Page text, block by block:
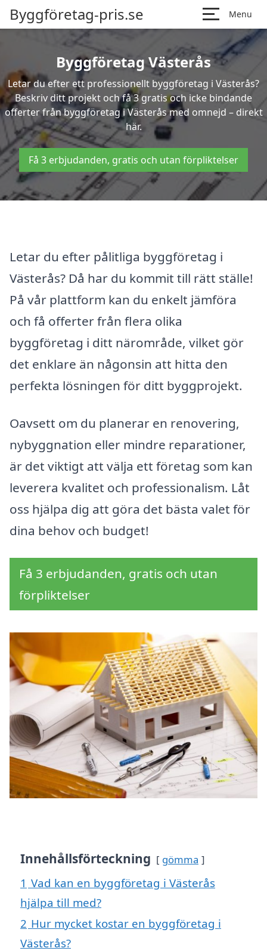
Byggföretag-pris.se Menu
Byggföretag Västerås
Letar du efter ett professionellt byggföretag i Västerås?
Beskriv ditt projekt och få 3 gratis och icke bindande
offerter från byggföretag i Västerås med omnejd – direkt
här.
Få 3 erbjudanden, gratis och utan förpliktelser
Letar du efter pålitliga byggföretag i
Västerås? Då har du kommit till rätt ställe!
På vår plattform kan du enkelt jämföra
och få offerter från flera olika
byggföretag i ditt närområde, vilket gör
det enklare än någonsin att hitta den
perfekta lösningen för ditt byggprojekt.
Oavsett om du planerar en renovering,
nybyggnation eller mindre reparationer,
är det viktigt att välja ett företag som kan
leverera kvalitet och professionalism. Låt
oss hjälpa dig att göra det bästa valet för
dina behov och budget!
Få 3 erbjudanden, gratis och utan
förpliktelser
Innehållsförteckning gömma
1 Vad kan en byggföretag i Västerås
hjälpa till med?
2 Hur mycket kostar en byggföretag i
Västerås?